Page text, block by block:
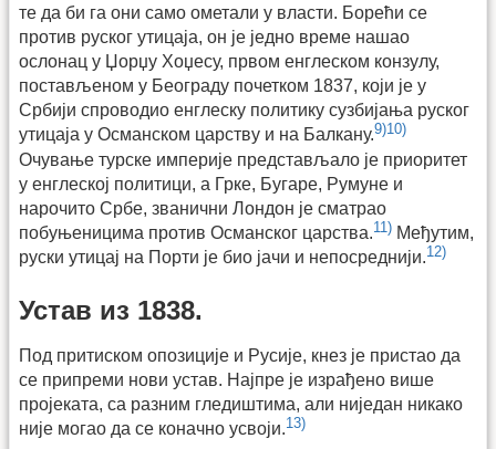
те да би га они само ометали у власти. Борећи се
против руског утицаја, он је једно време нашао
ослонац у Џорџу Хоџесу, првом енглеском конзулу,
постављеном у Београду почетком 1837, који је у
Србији спроводио енглеску политику сузбијања руског
утицаја у Османском царству и на Балкану.9)10)
Очување турске империје представљало је приоритет
у енглеској политици, а Грке, Бугаре, Румуне и
нарочито Србе, званични Лондон је сматрао
побуњеницима против Османског царства.11) Међутим,
руски утицај на Порти је био јачи и непосреднији.12)
Устав из 1838.
Под притиском опозиције и Русије, кнез је пристао да
се припреми нови устав. Најпре је израђено више
пројеката, са разним гледиштима, али ниједан никако
није могао да се коначно усвоји.13)